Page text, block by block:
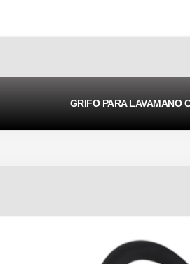
GRIFO PARA LAVAMANO